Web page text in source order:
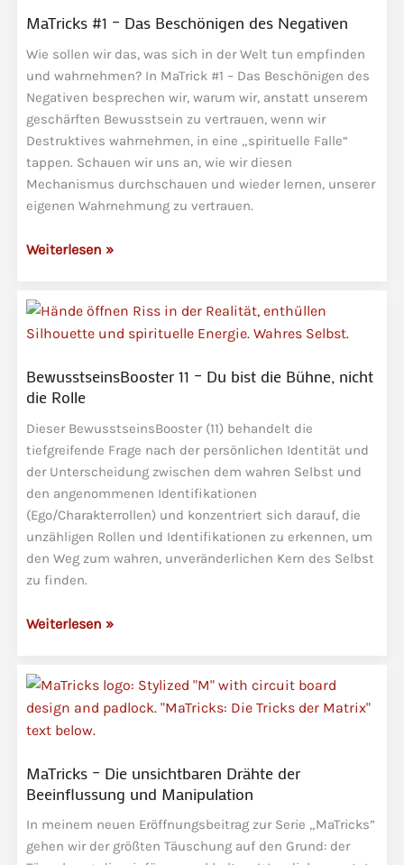
Weisheit
einer
kleinen
Zehe
MaTricks #1 – Das Beschönigen des Negativen
Wie sollen wir das, was sich in der Welt tun empfinden
und wahrnehmen? In MaTrick #1 – Das Beschönigen des
Negativen besprechen wir, warum wir, anstatt unserem
geschärften Bewusstsein zu vertrauen, wenn wir
Destruktives wahrnehmen, in eine „spirituelle Falle“
tappen. Schauen wir uns an, wie wir diesen
Mechanismus durchschauen und wieder lernen, unserer
eigenen Wahrnehmung zu vertrauen.
MaTricks
Das
Beschönigen
Negativen
Weiterlesen »
BewusstseinsBooster 11 – Du bist die Bühne, nicht
die Rolle
Dieser BewusstseinsBooster (11) behandelt die
tiefgreifende Frage nach der persönlichen Identität und
der Unterscheidung zwischen dem wahren Selbst und
den angenommenen Identifikationen
(Ego/Charakterrollen) und konzentriert sich darauf, die
unzähligen Rollen und Identifikationen zu erkennen, um
den Weg zum wahren, unveränderlichen Kern des Selbst
zu finden.
BewusstseinsBooster
Du
bist
die
nicht
die
Rolle
Weiterlesen »
MaTricks – Die unsichtbaren Drähte der
Beeinflussung und Manipulation
In meinem neuen Eröffnungsbeitrag zur Serie „MaTricks”
gehen wir der größten Täuschung auf den Grund: der